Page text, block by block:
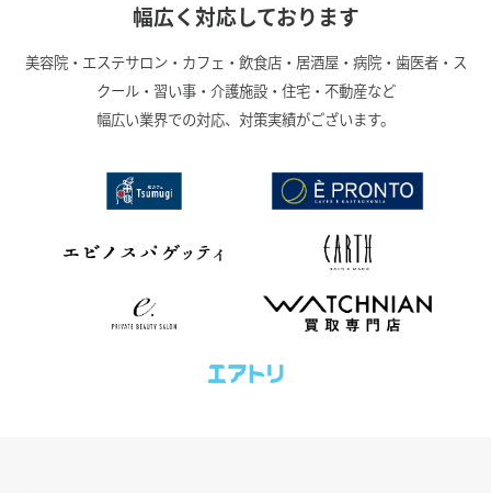
幅広く対応しております
美容院・エステサロン・カフェ・飲食店・居酒屋・病院・歯医者・ス
クール・習い事・介護施設・住宅・不動産など
幅広い業界での対応、対策実績がございます。